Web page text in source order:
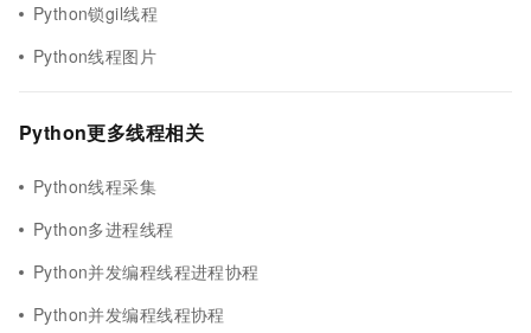
Python锁gil线程
Python线程图片
Python更多线程相关
Python线程采集
Python多进程线程
Python并发编程线程进程协程
Python并发编程线程协程